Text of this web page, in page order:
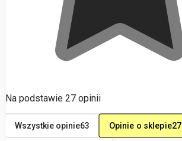
Na podstawie 27 opinii
Wszystkie opinie63 Opinie o sklepie27